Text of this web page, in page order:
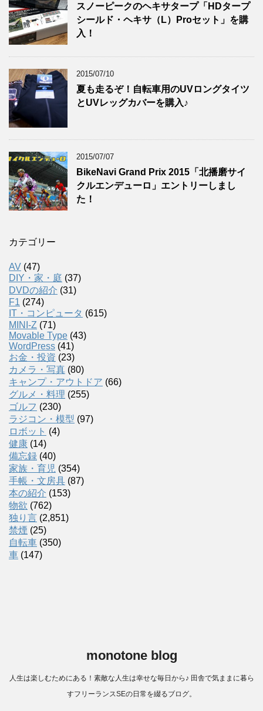
スノーピークのヘキサタープ「HDタープ
シールド・ヘキサ（L）Proセット」を購
入！
2015/07/10
夏も走るぞ！自転車用のUVロングタイツ
とUVレッグカバーを購入♪
2015/07/07
BikeNavi Grand Prix 2015「北播磨サイ
クルエンデューロ」エントリーしまし
た！
カテゴリー
AV (47)
DIY・家・庭 (37)
DVDの紹介 (31)
F1 (274)
IT・コンピュータ (615)
MINI-Z (71)
Movable Type (43)
WordPress (41)
お金・投資 (23)
カメラ・写真 (80)
キャンプ・アウトドア (66)
グルメ・料理 (255)
ゴルフ (230)
ラジコン・模型 (97)
ロボット (4)
健康 (14)
備忘録 (40)
家族・育児 (354)
手帳・文房具 (87)
本の紹介 (153)
物欲 (762)
独り言 (2,851)
禁煙 (25)
自転車 (350)
車 (147)
monotone blog
人生は楽しむためにある！素敵な人生は幸せな毎日から♪ 田舎で気ままに暮ら
すフリーランスSEの日常を綴るブログ。